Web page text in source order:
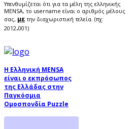
Υπενθυμίζεται ότι για τα μέλη της ελληνικής
MENSA, το username είναι ο αριθμός μέλους
σας, με την διαχωριστική τελεία. (πχ:
2012.001)
Η Ελληνική MENSA
είναι ο εκπρόσωπος
της Ελλάδας στην
Παγκόσμια
Ομοσπονδία Puzzle